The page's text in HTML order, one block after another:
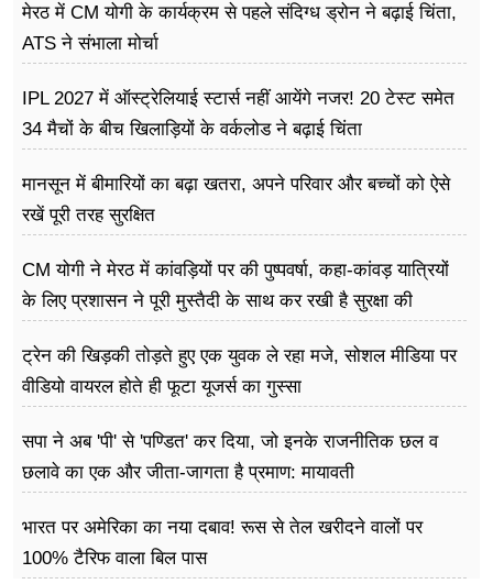
मेरठ में CM योगी के कार्यक्रम से पहले संदिग्ध ड्रोन ने बढ़ाई चिंता,
ATS ने संभाला मोर्चा
IPL 2027 में ऑस्ट्रेलियाई स्टार्स नहीं आयेंगे नजर! 20 टेस्ट समेत
34 मैचों के बीच खिलाड़ियों के वर्कलोड ने बढ़ाई चिंता
मानसून में बीमारियों का बढ़ा खतरा, अपने परिवार और बच्चों को ऐसे
रखें पूरी तरह सुरक्षित
CM योगी ने मेरठ में कांवड़ियों पर की पुष्पवर्षा, कहा-कांवड़ यात्रियों
के लिए प्रशासन ने पूरी मुस्तैदी के साथ कर रखी है सुरक्षा की
ट्रेन की खिड़की तोड़ते हुए एक युवक ले रहा मजे, सोशल मीडिया पर
वीडियो वायरल होते ही फूटा यूजर्स का गुस्सा
सपा ने अब 'पी' से 'पण्डित' कर दिया, जो इनके राजनीतिक छल व
छलावे का एक और जीता-जागता है प्रमाण: मायावती
भारत पर अमेरिका का नया दबाव! रूस से तेल खरीदने वालों पर
100% टैरिफ वाला बिल पास